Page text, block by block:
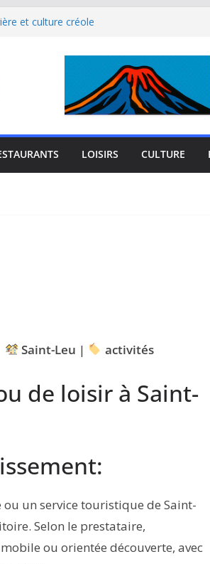
et culture créole
de l’île intense
culturel à découvrir
LOISIRS CULTURE
Saint-Leu | activités
de loisir à Saint-
un service touristique de Saint-
Selon le prestataire,
ou orientée découverte, avec